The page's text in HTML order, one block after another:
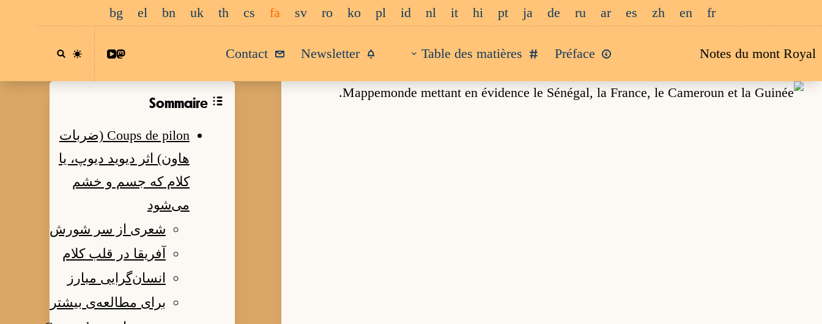
contenu
fr
en
zh
es
ar
ru
de
ja
pt
hi
it
nl
id
pl
ko
ro
sv
fa
cs
th
uk
bn
el
bg
Notes du mont Royal
Préface
Table des matières
Newsletter
Contact
Coups de pilon (ضربات
هاون) اثر دیوید دیوپ، یا
کلام که جسم و خشم
می‌شود
شعری از سر شورش
آفریقا در قلب کلام
انسان‌گرایی مبارز
برای مطالعه‌ی بیشتر